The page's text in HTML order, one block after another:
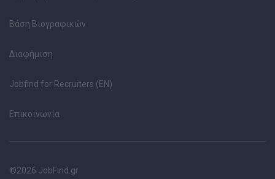
Βάση Βιογραφικών
Διαφήμιση
Jobfind for Recruiters (EN)
Επικοινωνία
©2026 JobFind.gr